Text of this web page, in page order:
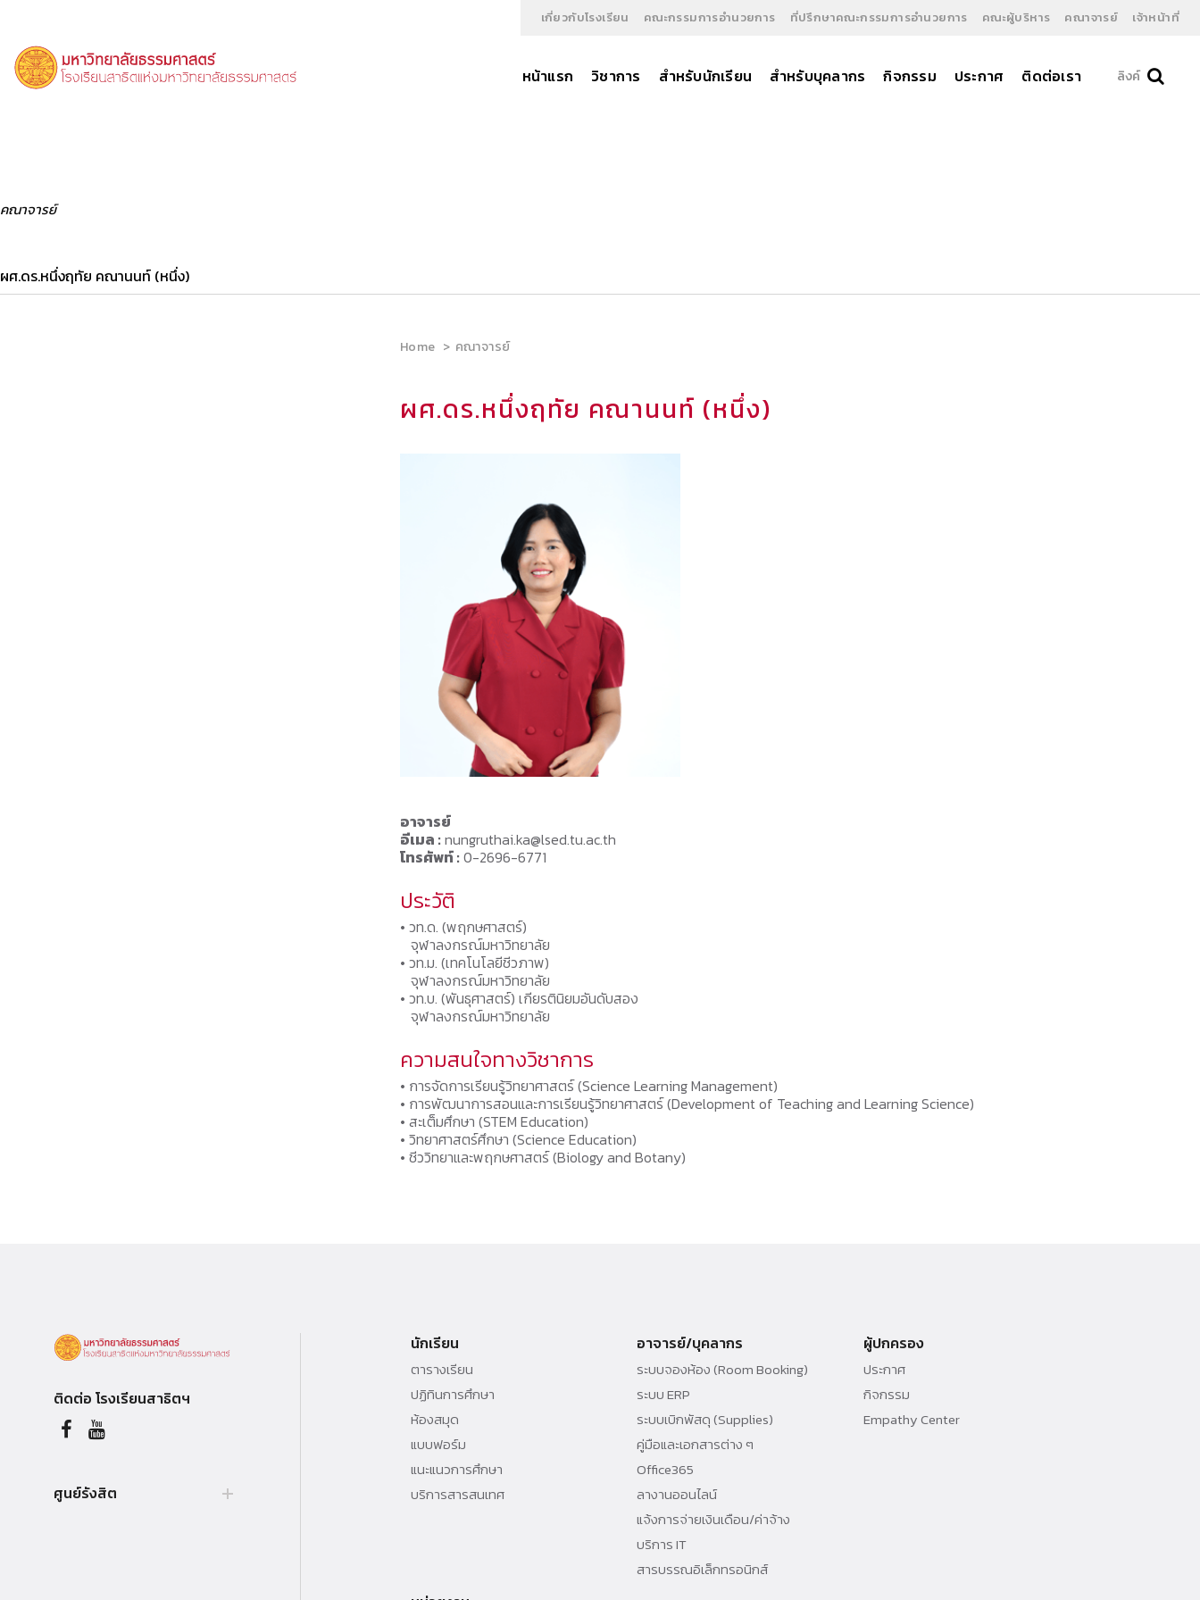
เกี่ยวกับโรงเรียน คณะกรรมการอำนวยการ ที่ปรึกษาคณะกรรมการอำนวยการ คณะผู้บริหาร คณาจารย์ เจ้าหน้าที่
หน้าแรก วิชาการ สำหรับนักเรียน สำหรับบุคลากร กิจกรรม ประกาศ ติดต่อเรา ลิงค์
คณาจารย์
ผศ.ดร.หนึ่งฤทัย คณานนท์ (หนึ่ง)
Home คณาจารย์
ผศ.ดร.หนึ่งฤทัย คณานนท์ (หนึ่ง)
อาจารย์
อีเมล :nungruthai.ka@lsed.tu.ac.th
โทรศัพท์ :0-2696-6771
ประวัติ
• วท.ด. (พฤกษศาสตร์)
จุฬาลงกรณ์มหาวิทยาลัย
• วท.ม. (เทคโนโลยีชีวภาพ)
จุฬาลงกรณ์มหาวิทยาลัย
• วท.บ. (พันธุศาสตร์) เกียรตินิยมอันดับสอง
จุฬาลงกรณ์มหาวิทยาลัย
ความสนใจทางวิชาการ
• การจัดการเรียนรู้วิทยาศาสตร์ (Science Learning Management)
• การพัฒนาการสอนและการเรียนรู้วิทยาศาสตร์ (Development of Teaching and Learning Science)
• สะเต็มศึกษา (STEM Education)
• วิทยาศาสตร์ศึกษา (Science Education)
• ชีววิทยาและพฤกษศาสตร์ (Biology and Botany)
ติดต่อ โรงเรียนสาธิตฯ
ศูนย์รังสิต
นักเรียน
ตารางเรียน
ปฏิทินการศึกษา
ห้องสมุด
แบบฟอร์ม
แนะแนวการศึกษา
บริการสารสนเทศ
อาจารย์/บุคลากร
ระบบจองห้อง (Room Booking)
ระบบ ERP
ระบบเบิกพัสดุ (Supplies)
คู่มือและเอกสารต่าง ๆ
Office365
ลางานออนไลน์
แจ้งการจ่ายเงินเดือน/ค่าจ้าง
บริการ IT
สารบรรณอิเล็กทรอนิกส์
ผู้ปกครอง
ประกาศ
กิจกรรม
Empathy Center